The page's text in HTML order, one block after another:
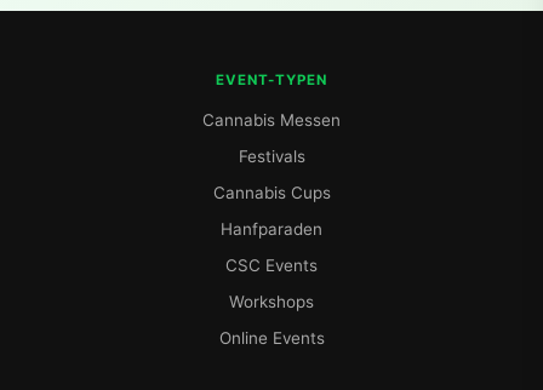
EVENT-TYPEN
Cannabis Messen
Festivals
Cannabis Cups
Hanfparaden
CSC Events
Workshops
Online Events